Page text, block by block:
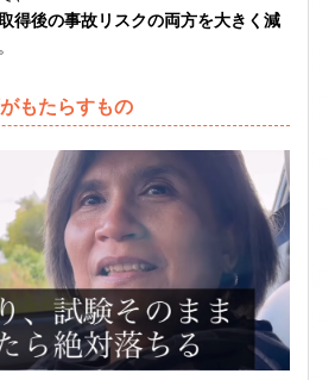
得後の事故リスクの両方を大きく減
もたらすもの